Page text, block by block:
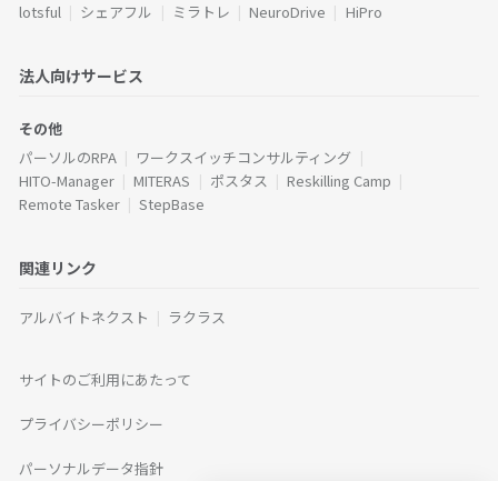
lotsful
シェアフル ミラトレ NeuroDrive HiPro
法人向けサービス
その他
パーソルのRPA
ワークスイッチコンサルティング
HITO-Manager
MITERAS ポスタス
Reskilling Camp
Remote Tasker
StepBase
関連リンク
アルバイトネクスト ラクラス
サイトのご利用にあたって
プライバシーポリシー
パーソナルデータ指針